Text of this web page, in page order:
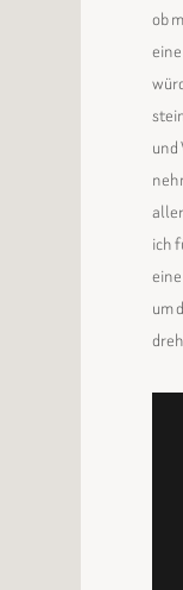
ob
und
ich
um